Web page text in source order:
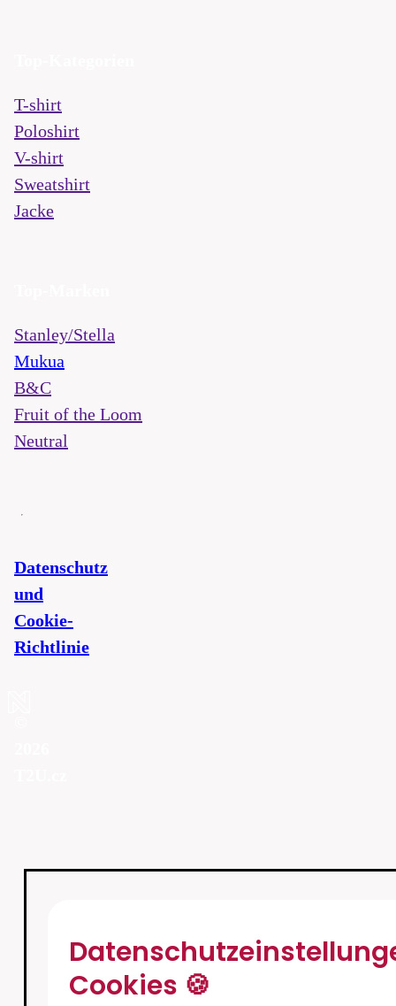
T-shirt
Poloshirt
V-shirt
Sweatshirt
Jacke
Stanley/Stella
Mukua
B&C
Fruit of the Loom
Neutral
Datenschutz
und
Cookie-
Richtlinie
Cookies 🍪